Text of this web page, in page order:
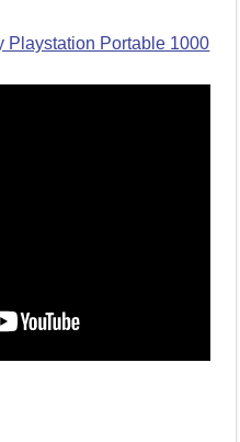
Playstation Portable 1000